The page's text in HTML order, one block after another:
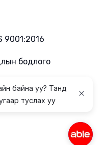
9001:2016
бодлого
байна уу? Танд
туслах уу